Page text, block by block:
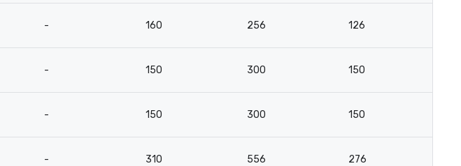
- 160 256 126
- 150 300 150
- 150 300 150
- 310 556 276